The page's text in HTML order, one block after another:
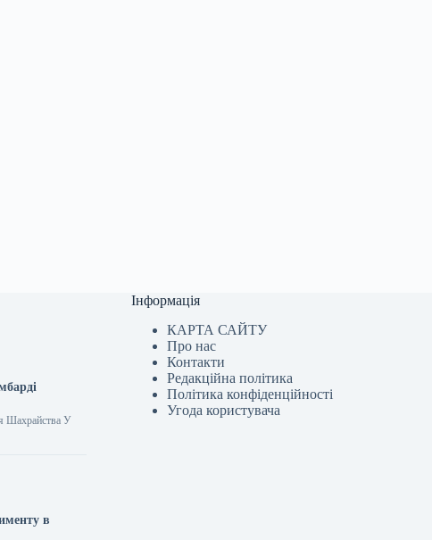
Шахрайства У
в
Інформація
КАРТА САЙТУ
Про нас
Контакти
Редакційна політика
Політика конфіденційності
Угода користувача